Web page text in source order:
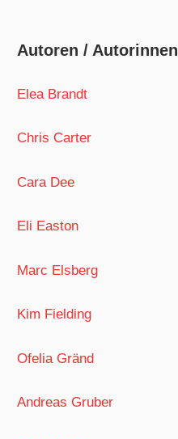
Autoren / Autorinnen
Elea Brandt
Chris Carter
Cara Dee
Eli Easton
Marc Elsberg
Kim Fielding
Ofelia Gränd
Andreas Gruber